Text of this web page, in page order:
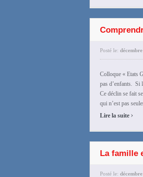
Posté le:
Colloque « Etats
pas d’enfants. Si
Ce déclin se fait
qui n’est pas
Lire la suite ›
La famille
Posté le: